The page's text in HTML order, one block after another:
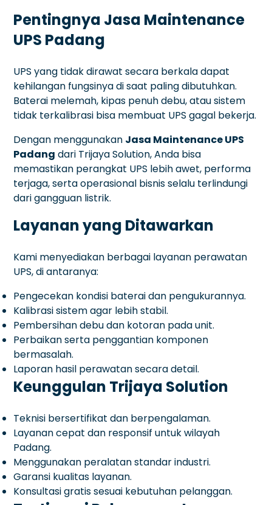
Pentingnya Jasa Maintenance
UPS Padang
UPS yang tidak dirawat secara berkala dapat
kehilangan fungsinya di saat paling dibutuhkan.
Baterai melemah, kipas penuh debu, atau sistem
tidak terkalibrasi bisa membuat UPS gagal bekerja.
Dengan menggunakan Jasa Maintenance UPS
Padang dari Trijaya Solution, Anda bisa
memastikan perangkat UPS lebih awet, performa
terjaga, serta operasional bisnis selalu terlindungi
dari gangguan listrik.
Layanan yang Ditawarkan
Kami menyediakan berbagai layanan perawatan
UPS, di antaranya:
Pengecekan kondisi baterai dan pengukurannya.
Kalibrasi sistem agar lebih stabil.
Pembersihan debu dan kotoran pada unit.
Perbaikan serta penggantian komponen
bermasalah.
Laporan hasil perawatan secara detail.
Keunggulan Trijaya Solution
Teknisi bersertifikat dan berpengalaman.
Layanan cepat dan responsif untuk wilayah
Padang.
Menggunakan peralatan standar industri.
Garansi kualitas layanan.
Konsultasi gratis sesuai kebutuhan pelanggan.